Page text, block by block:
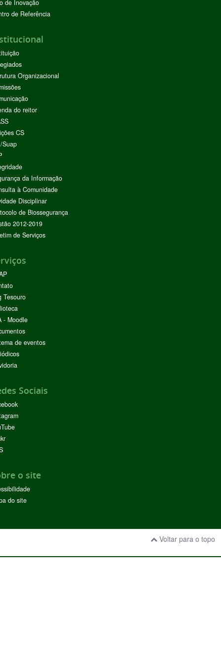
de Inovação
de Referência
Organizacional
do reitor
CS
Suap
da Informação
à Comunidade
Disciplinar
de Biossegurança
2012-2019
de Serviços
Tesouro
- Moodle
de eventos
Sociais
o site
do site
Voltar para o topo